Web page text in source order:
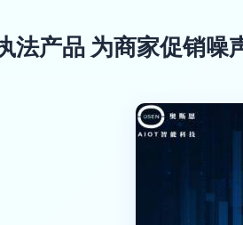
法产品 为商家促销噪